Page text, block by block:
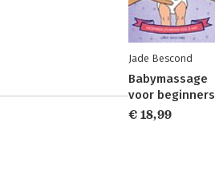
Jade Bescond
Babymassage
voor beginners
€ 18,99